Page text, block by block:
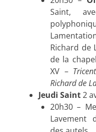
Saint,
Richard de
de la
XV –
Richard de
Jeudi Saint2
20h30 –
Lavement